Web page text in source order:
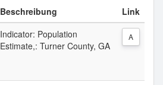
Beschreibung Link
Indicator: Population
Estimate,: Turner County, GA
A